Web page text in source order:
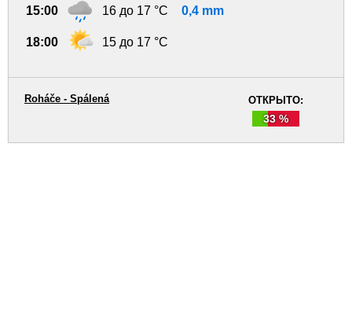
15:00 16 до 17 °C 0,4 mm
18:00 15 до 17 °C
ОТКРЫТО:
33 %
Roháče - Spálená